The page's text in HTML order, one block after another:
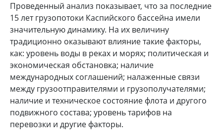
Проведенный анализ показывает, что за последние
15 лет грузопотоки Каспийского бассейна имели
значительную динамику. На их величину
традиционно оказывают влияние такие факторы,
как: уровень воды в реках и морях; политическая и
экономическая обстановка; наличие
международных соглашений; налаженные связи
между грузоотправителями и грузополучателями;
наличие и техническое состояние флота и другого
подвижного состава; уровень тарифов на
перевозки и другие факторы.